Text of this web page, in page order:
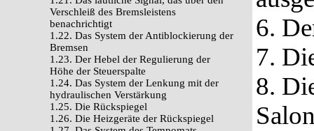
Verschleiß des Bremsleistens
benachrichtigt
1.22. Das System der Antiblockierung der
Bremsen
1.23. Der Hebel der Regulierung der
Höhe der Steuerspalte
1.24. Das System der Lenkung mit der
hydraulischen Verstärkung
1.25. Die Rückspiegel
1.26. Die Heizgeräte der Rückspiegel
6.
7.
8.